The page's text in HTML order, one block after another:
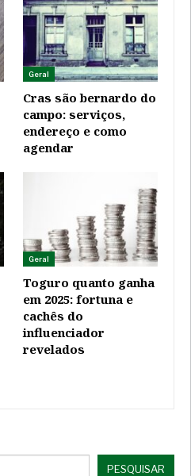
Geral
Cras são bernardo do
campo: serviços,
endereço e como
agendar
Geral
Toguro quanto ganha
em 2025: fortuna e
cachês do
influenciador
revelados
PESQUISAR